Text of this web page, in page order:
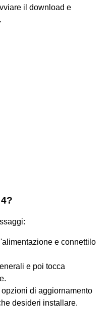
il download e
e connettilo
e poi tocca
di aggiornamento
desideri installare.